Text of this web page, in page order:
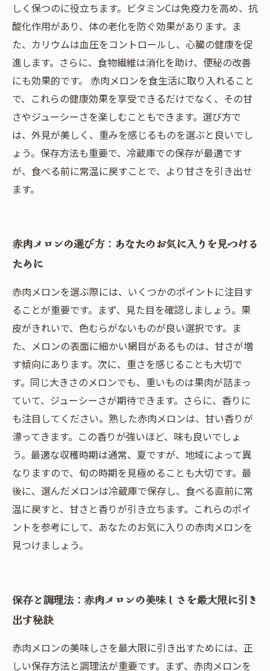
しく保つのに役立ちます。ビタミンCは免疫力を高め、抗
酸化作用があり、体の老化を防ぐ効果があります。ま
た、カリウムは血圧をコントロールし、心臓の健康を促
進します。さらに、食物繊維は消化を助け、便秘の改善
にも効果的です。 赤肉メロンを食生活に取り入れること
で、これらの健康効果を享受できるだけでなく、その甘
さやジューシーさを楽しむこともできます。選び方で
は、外見が美しく、重みを感じるものを選ぶと良いでし
ょう。保存方法も重要で、冷蔵庫での保存が最適です
が、食べる前に常温に戻すことで、より甘さを引き出せ
ます。
赤肉メロンの選び方：あなたのお気に入りを見つける
ために
赤肉メロンを選ぶ際には、いくつかのポイントに注目す
ることが重要です。まず、見た目を確認しましょう。果
皮がきれいで、色むらがないものが良い選択です。ま
た、メロンの表面に細かい網目があるものは、甘さが増
す傾向にあります。次に、重さを感じることも大切で
す。同じ大きさのメロンでも、重いものは果肉が詰まっ
ていて、ジューシーさが期待できます。さらに、香りに
も注目してください。熟した赤肉メロンは、甘い香りが
漂ってきます。この香りが強いほど、味も良いでしょ
う。最適な収穫時期は通常、夏ですが、地域によって異
なりますので、旬の時期を見極めることも大切です。最
後に、選んだメロンは冷蔵庫で保存し、食べる直前に常
温に戻すと、甘さと香りが引き立ちます。これらのポイ
ントを参考にして、あなたのお気に入りの赤肉メロンを
見つけましょう。
保存と調理法：赤肉メロンの美味しさを最大限に引き
出す秘訣
赤肉メロンの美味しさを最大限に引き出すためには、正
しい保存方法と調理法が重要です。まず、赤肉メロンを